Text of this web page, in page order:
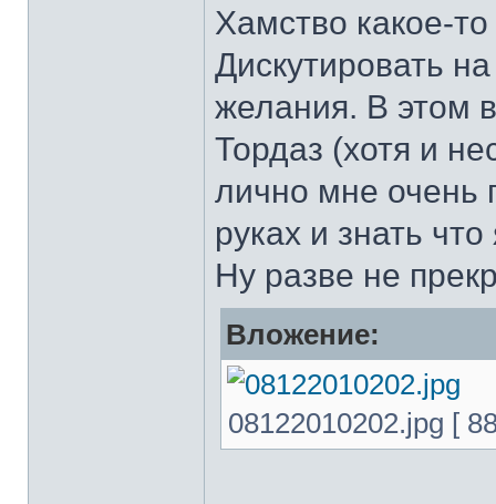
Хамство какое-
Дискутировать
желания. В этом
Тордаз (хотя и
лично мне очень
руках и знать
Ну разве не
Вложение:
08122010202.jpg [